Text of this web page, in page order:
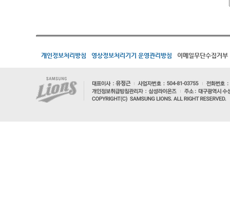
개인정보처리방침 영상정보처리기기 운영관리방침 이메일무단수집거부